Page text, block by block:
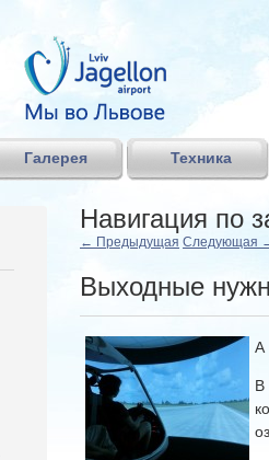
Галерея Техника
Навигация по
← Предыдущая Следующая
Выходные
А
В